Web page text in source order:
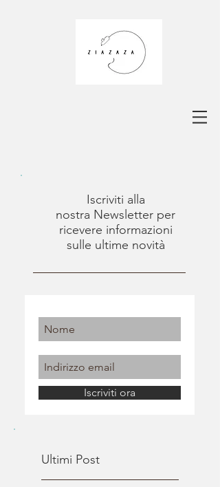
Iscriviti alla
nostra Newsletter per
ricevere informazioni
sulle ultime novità
Iscriviti ora
Ultimi Post